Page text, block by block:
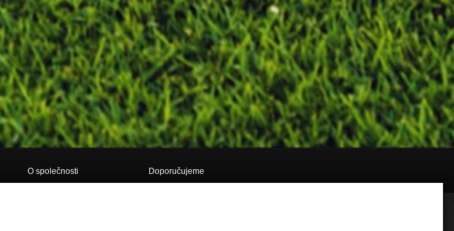
O společnosti Doporučujeme